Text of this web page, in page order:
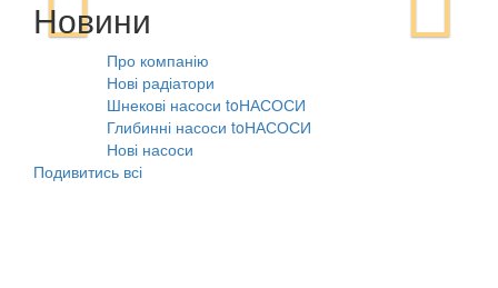
Новини
Про компанію
Нові радіатори
Шнекові насоси toНАСОСИ
Глибинні насоси toНАСОСИ
Нові насоси
Подивитись всі